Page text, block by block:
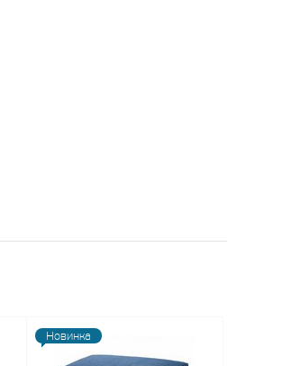
Новинка